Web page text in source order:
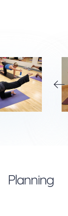
Planning